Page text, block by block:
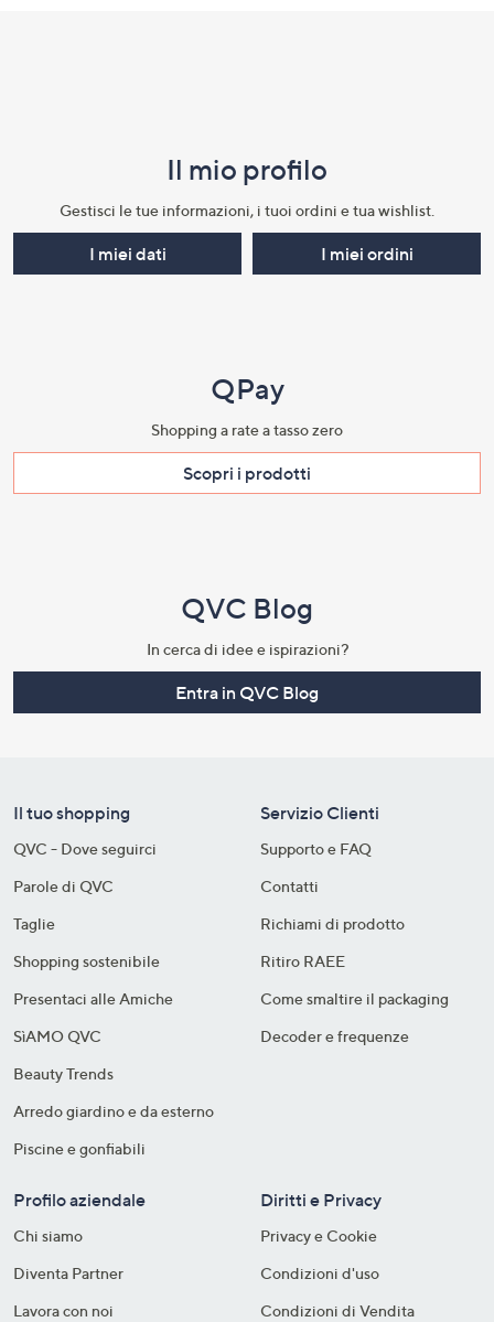
Il mio profilo​
Gestisci le tue informazioni, i tuoi ordini e tua wishlist.​
I miei dati I miei ordini
QPay
Shopping a rate a tasso zero​
Scopri i prodotti​
QVC Blog
In cerca di idee e ispirazioni?
Entra in QVC Blog
Il tuo shopping
QVC - Dove seguirci
Parole di QVC
Taglie
Shopping sostenibile​
Presentaci alle Amiche
SìAMO QVC
Beauty Trends
Arredo giardino e da esterno
Piscine e gonfiabili
Servizio Clienti
Supporto e FAQ
Contatti
Richiami di prodotto
Ritiro RAEE
Come smaltire il packaging​
Decoder e frequenze​
Profilo aziendale
Chi siamo
Diventa Partner
Lavora con noi
Diritti e Privacy
Privacy e Cookie
Condizioni d'uso
Condizioni di Vendita